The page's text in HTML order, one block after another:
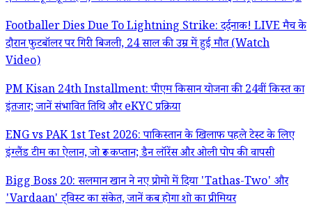
Footballer Dies Due To Lightning Strike: दर्दनाक! LIVE मैच के
दौरान फुटबॉलर पर गिरी बिजली, 24 साल की उम्र में हुई मौत (Watch
Video)
PM Kisan 24th Installment: पीएम किसान योजना की 24वीं किस्त का
इंतजार; जानें संभावित तिथि और eKYC प्रक्रिया
ENG vs PAK 1st Test 2026: पाकिस्तान के खिलाफ पहले टेस्ट के लिए
इंग्लैंड टीम का ऐलान, जो रूट कप्तान; डैन लॉरेंस और ओली पोप की वापसी
Bigg Boss 20: सलमान खान ने नए प्रोमो में दिया 'Tathas-Two' और
'Vardaan' ट्विस्ट का संकेत, जानें कब होगा शो का प्रीमियर